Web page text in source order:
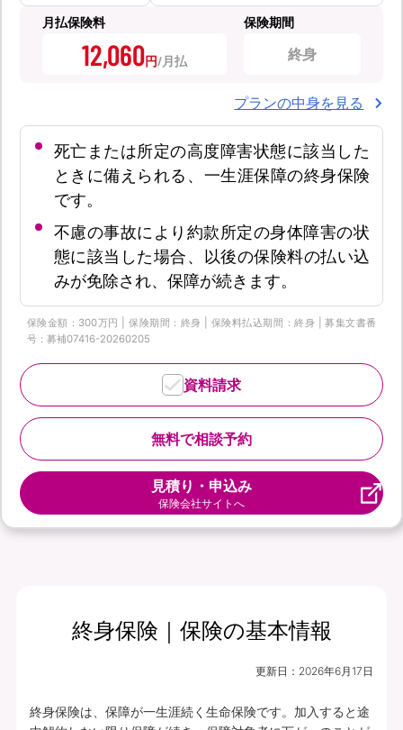
月払保険料
12,060円
保険期間
終身
プランの中身を見る
死亡または所定の高度障害状態に該当した
ときに備えられる、一生涯保障の終身保険
です。
不慮の事故により約款所定の身体障害の状
態に該当した場合、以後の保険料の払い込
みが免除され、保障が続きます。
保険金額：300万円 | 保険期間：終身 | 保険料払込期間：終身 | 募集文書番
号：募補07416-20260205
無料で相談予約
資料請求
見積り・申込み
保険会社サイトへ
終身保険｜保険の基本情報
更新日： 2026年6月17日
終身保険は、保障が一生涯続く生命保険です。加入すると途